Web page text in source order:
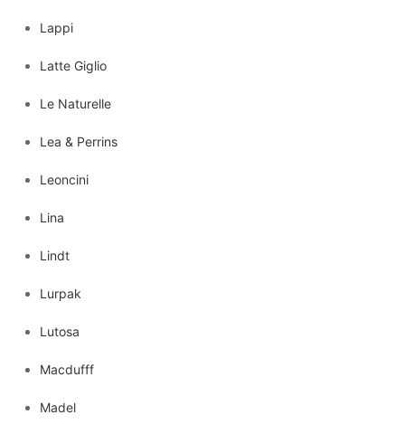
Lappi
Latte Giglio
Le Naturelle
Lea & Perrins
Leoncini
Lina
Lindt
Lurpak
Lutosa
Macdufff
Madel